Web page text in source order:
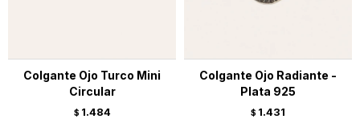
Colgante Ojo Turco Mini
Circular
$ 1.484
Colgante Ojo Radiante -
Plata 925
$ 1.431